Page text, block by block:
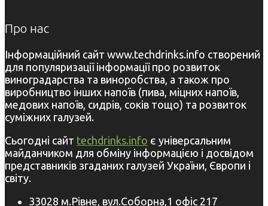
Про нас
Інформаційний сайт www.techdrinks.info створений
для популяризації інформації про розвиток
виноградарства та виноробства, а також про
виробництво інших напоїв (пива, міцних напоїв,
медових напоїв, сидрів, соків тощо) та розвиток
суміжних галузей.
Сьогодні сайт techdrinks.info є універсальним
майданчиком для обміну інформацією і досвідом
представників згаданих галузей України, Європи і
світу.
33028 м.Рівне, вул.Соборна,1 офіс 217